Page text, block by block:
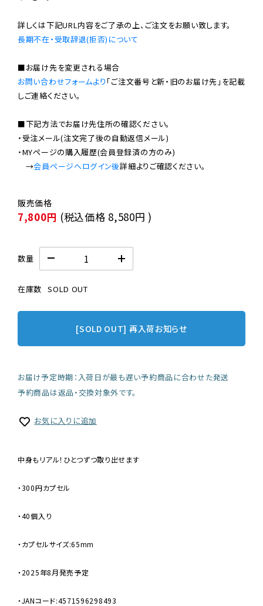
長期不在・受取辞退(拒否)について
お問い合わせフォームより 「ご注文番号と新・旧のお届け先」を記載
しご連絡ください。
■下記方法でお届け先住所の確認ください。
・受注メール(注文完了後の自動返信メール)
・MYページの購入履歴(会員登録済の方のみ)
→会員ページへログイン後
7,800円 (税込価格 8,580円 )
数量
在庫数 SOLD OUT
[SOLD OUT] 再入荷お知らせ
お届け予定時期：入荷日が最も遅い予約商品に合わせた発送
予約商品は返品・交換対象外です。
お気に入りに追加
中身もリアル！ひとつずつ取り出せます
・300円カプセル
・40個入り
・カプセルサイズ:65mm
・2025年8月発売予定
・JANコード:4571596298493